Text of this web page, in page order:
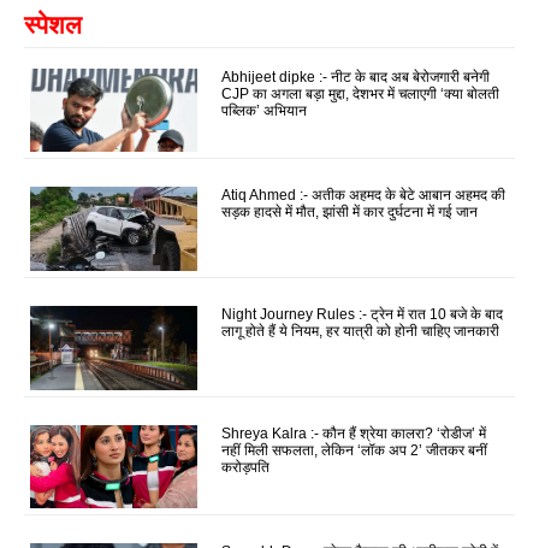
स्पेशल
Abhijeet dipke :- नीट के बाद अब बेरोजगारी बनेगी
CJP का अगला बड़ा मुद्दा, देशभर में चलाएगी ‘क्या बोलती
पब्लिक’ अभियान
Atiq Ahmed :- अतीक अहमद के बेटे आबान अहमद की
सड़क हादसे में मौत, झांसी में कार दुर्घटना में गई जान
Night Journey Rules :- ट्रेन में रात 10 बजे के बाद
लागू होते हैं ये नियम, हर यात्री को होनी चाहिए जानकारी
Shreya Kalra :- कौन हैं श्रेया कालरा? ‘रोडीज’ में
नहीं मिली सफलता, लेकिन ‘लॉक अप 2’ जीतकर बनीं
करोड़पति